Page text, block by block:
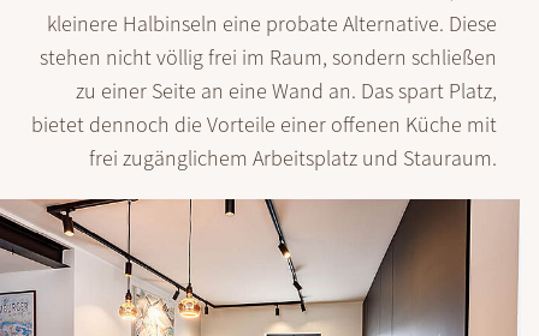
kleinere Halb­inseln eine probate Alter­native. Diese
stehen nicht völlig frei im Raum, sondern schließen
zu einer Seite an eine Wand an. Das spart Platz,
bietet dennoch die Vor­teile einer offenen Küche mit
frei zugäng­lichem Arbeits­platz und Stauraum.